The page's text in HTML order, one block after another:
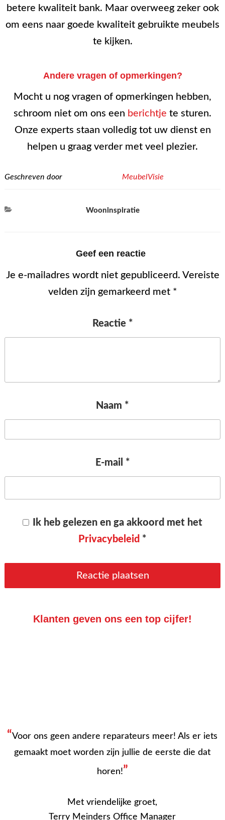
betere kwaliteit bank. Maar overweeg zeker ook
om eens naar goede kwaliteit gebruikte meubels
te kijken.
Andere vragen of opmerkingen?
Mocht u nog vragen of opmerkingen hebben,
schroom niet om ons een berichtje te sturen.
Onze experts staan volledig tot uw dienst en
helpen u graag verder met veel plezier.
Geschreven door MeubelVisie
Categorieën
Wooninspiratie
Geef een reactie
Je e-mailadres wordt niet gepubliceerd. Vereiste
velden zijn gemarkeerd met *
Reactie *
Naam *
E-mail *
Ik heb gelezen en ga akkoord met het
Privacybeleid *
Klanten geven ons een top cijfer!
“Voor ons geen andere reparateurs meer! Als er iets
gemaakt moet worden zijn jullie de eerste die dat
horen!”
Met vriendelijke groet,
Terry Meinders Office Manager